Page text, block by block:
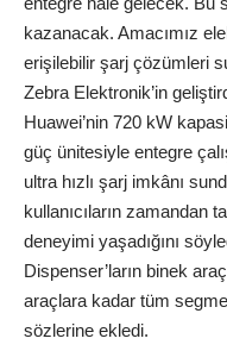
kazanacak. Amacımız
erişilebilir şarj çözümleri
Zebra Elektronik’in
Huawei’nin 720 kW
güç ünitesiyle entegre
ultra hızlı şarj imkânı
kullanıcıların zamandan
deneyimi yaşadığını
Dispenser’ların binek
araçlara kadar tüm
sözlerine ekledi.